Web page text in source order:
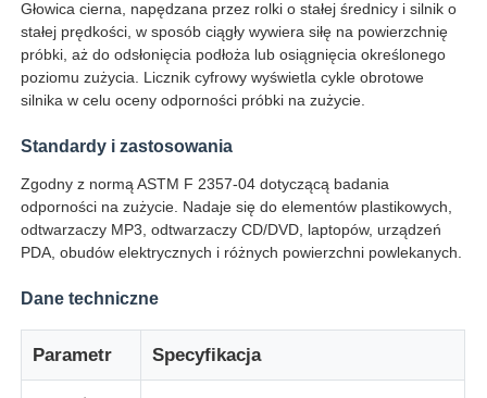
Kontrola jakości
Skontaktuj się z nami
Poprosić o wycenę
Sprzęt do badań laboratoryjnych
Uniwersalna maszyna testująca
Głowica cierna, napędzana przez rolki o stałej średnicy i silnik o
stałej prędkości, w sposób ciągły wywiera siłę na powierzchnię
próbki, aż do odsłonięcia podłoża lub osiągnięcia określonego
poziomu zużycia. Licznik cyfrowy wyświetla cykle obrotowe
silnika w celu oceny odporności próbki na zużycie.
Standardy i zastosowania
Zgodny z normą ASTM F 2357-04 dotyczącą badania
odporności na zużycie. Nadaje się do elementów plastikowych,
odtwarzaczy MP3, odtwarzaczy CD/DVD, laptopów, urządzeń
PDA, obudów elektrycznych i różnych powierzchni powlekanych.
Dane techniczne
Parametr Specyfikacja